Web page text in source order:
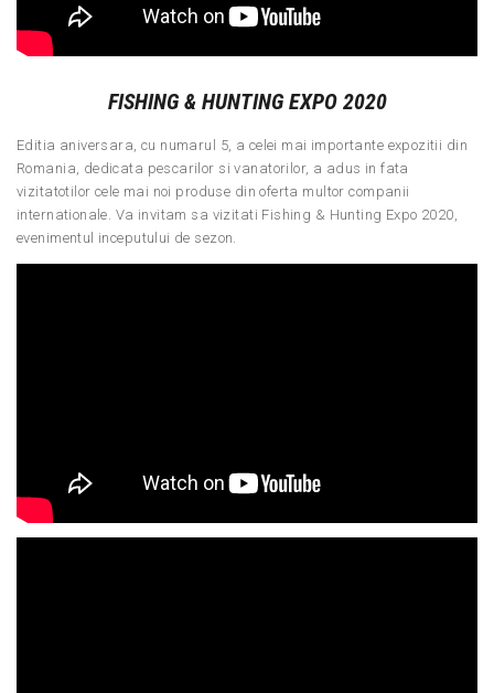
FISHING & HUNTING EXPO 2020
Editia aniversara, cu numarul 5, a celei mai importante expozitii din
Romania, dedicata pescarilor si vanatorilor, a adus in fata
vizitatotilor cele mai noi produse din oferta multor companii
internationale. Va invitam sa vizitati Fishing & Hunting Expo 2020,
evenimentul inceputului de sezon.